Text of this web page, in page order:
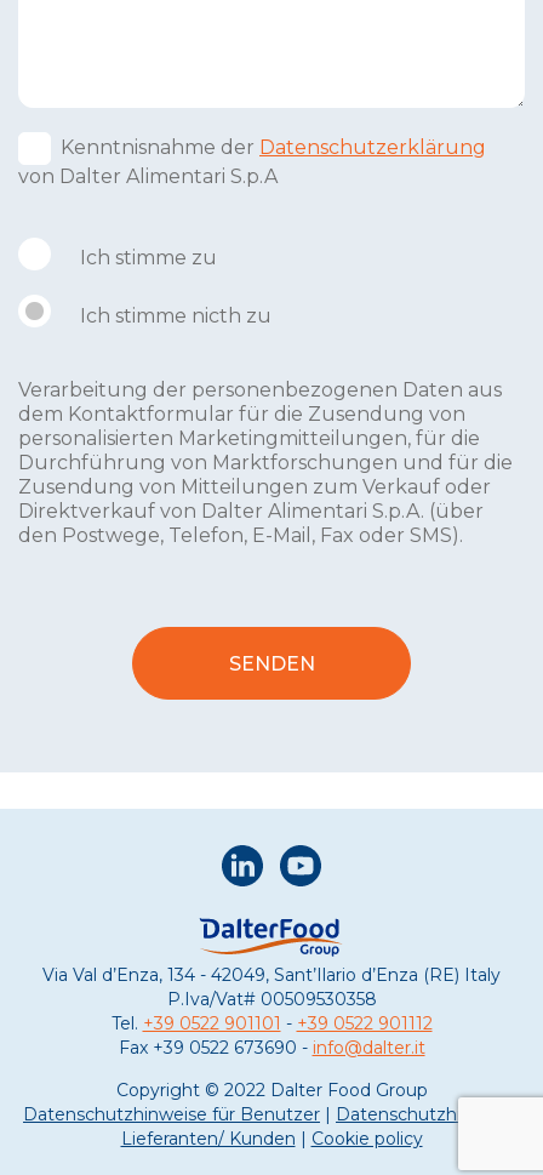
Kenntnisnahme der Datenschutzerklärung
von Dalter Alimentari S.p.A
Ich stimme zu
Ich stimme nicth zu
Verarbeitung der personenbezogenen Daten aus
dem Kontaktformular für die Zusendung von
personalisierten Marketingmitteilungen, für die
Durchführung von Marktforschungen und für die
Zusendung von Mitteilungen zum Verkauf oder
Direktverkauf von Dalter Alimentari S.p.A. (über
den Postwege, Telefon, E-Mail, Fax oder SMS).
Via Val d’Enza, 134 - 42049, Sant’Ilario d’Enza (RE) Italy
P.Iva/Vat#00509530358
Tel. +39 0522 901101 - +39 0522 901112
Fax+39 0522 673690 - info@dalter.it
Copyright © 2022 Dalter Food Group
Datenschutzhinweise für Benutzer | Datenschutzhinweise
Lieferanten/ Kunden | Cookie policy